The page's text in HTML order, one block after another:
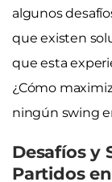
algunos
que existen
que esta
¿Cómo
ningún swing
Desafíos y
Partidos